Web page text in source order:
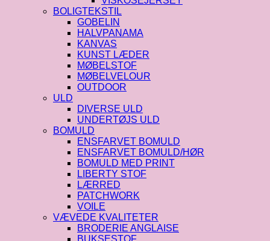
BOLIGTEKSTIL
GOBELIN
HALVPANAMA
KANVAS
KUNST LÆDER
MØBELSTOF
MØBELVELOUR
OUTDOOR
ULD
DIVERSE ULD
UNDERTØJS ULD
BOMULD
ENSFARVET BOMULD
ENSFARVET BOMULD/HØR
BOMULD MED PRINT
LIBERTY STOF
LÆRRED
PATCHWORK
VOILE
VÆVEDE KVALITETER
BRODERIE ANGLAISE
BUKSESTOF